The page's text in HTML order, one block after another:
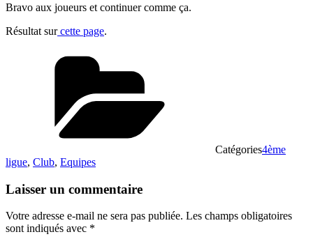
Bravo aux joueurs et continuer comme ça.
Résultat surcette page.
Catégories4ème
ligue, Club, Equipes
Laisser un commentaire
Votre adresse e-mail ne sera pas publiée. Les champs obligatoires
sont indiqués avec *